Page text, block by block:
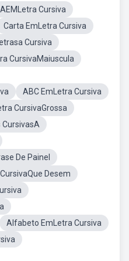
AEMLetra Cursiva
Carta EmLetra Cursiva
Cursiva
CursivaMaiuscula
ABC EmLetra Cursiva
CursivaGrossa
CursivasA
De Painel
CursivaQue Desem
Alfabeto EmLetra Cursiva